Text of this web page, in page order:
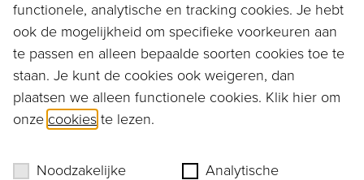
Ga naar...
Bestellen
Diensten
Assortiment
Ons verhaal
functionele, analytische en tracking cookies. Je hebt
ook de mogelijkheid om specifieke voorkeuren aan
te passen en alleen bepaalde soorten cookies toe te
staan. Je kunt de cookies ook weigeren, dan
plaatsen we alleen functionele cookies. Klik hier om
onze cookies te lezen.
Noodzakelijke Analytische